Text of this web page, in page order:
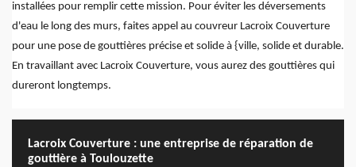
installées pour remplir cette mission. Pour éviter les déversements
d'eau le long des murs, faites appel au couvreur Lacroix Couverture
pour une pose de gouttières précise et solide à {ville, solide et durable.
En travaillant avec Lacroix Couverture, vous aurez des gouttières qui
dureront longtemps.
Lacroix Couverture : une entreprise de réparation de
gouttière à Toulouzette